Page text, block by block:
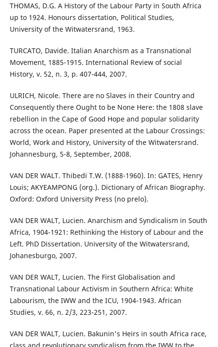
THOMAS, D.G. A History of the Labour Party in South Africa
up to 1924. Honours dissertation, Political Studies,
University of the Witwatersrand, 1963.
TURCATO, Davide. Italian Anarchism as a Transnational
Movement, 1885-1915. International Review of social
History, v. 52, n. 3, p. 407-444, 2007.
ULRICH, Nicole. There are no Slaves in their Country and
Consequently there Ought to be None Here: the 1808 slave
rebellion in the Cape of Good Hope and popular solidarity
across the ocean. Paper presented at the Labour Crossings:
World, Work and History, University of the Witwatersrand.
Johannesburg, 5-8, September, 2008.
VAN DER WALT. Thibedi T.W. (1888-1960). In: GATES, Henry
Louis; AKYEAMPONG (org.). Dictionary of African Biography.
Oxford: Oxford University Press (no prelo).
VAN DER WALT, Lucien. Anarchism and Syndicalism in South
Africa, 1904-1921: Rethinking the History of Labour and the
Left. PhD Dissertation. University of the Witwatersrand,
Johanesburgo, 2007.
VAN DER WALT, Lucien. The First Globalisation and
Transnational Labour Activism in Southern Africa: White
Labourism, the IWW and the ICU, 1904-1943. African
Studies, v. 66, n. 2/3, 223-251, 2007.
VAN DER WALT, Lucien. Bakunin's Heirs in south Africa race,